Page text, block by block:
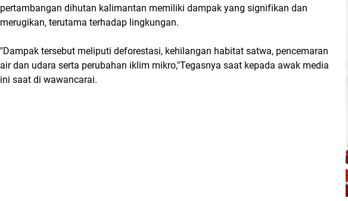
pertambangan dihutan kalimantan memiliki dampak yang signifikan dan
merugikan, terutama terhadap lingkungan.
"Dampak tersebut meliputi deforestasi, kehilangan habitat satwa, pencemaran
air dan udara serta perubahan iklim mikro,"Tegasnya saat kepada awak media
ini saat di wawancarai.